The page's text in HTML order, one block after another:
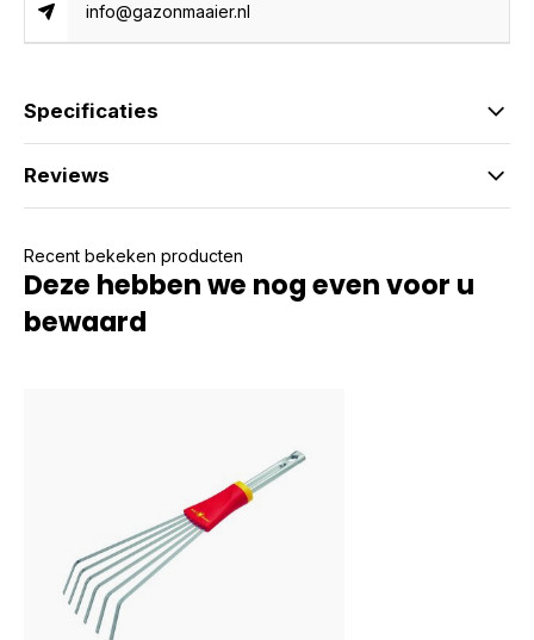
info@gazonmaaier.nl
Specificaties
Reviews
Recent bekeken producten
Deze hebben we nog even voor u
bewaard